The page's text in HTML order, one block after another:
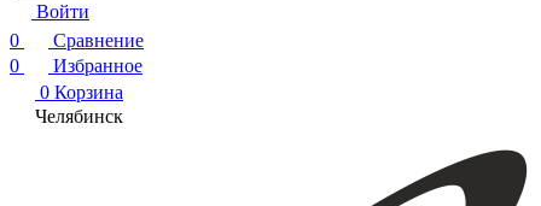
Войти
0
Сравнение
0
Избранное
0 Корзина
Челябинск